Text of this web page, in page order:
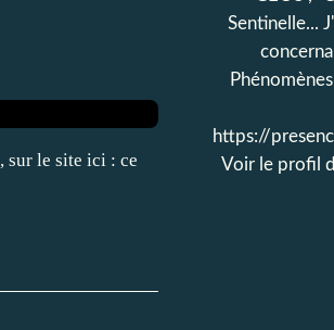
sur le site ici : ce
Sentinelle...
https://
Voir le profil